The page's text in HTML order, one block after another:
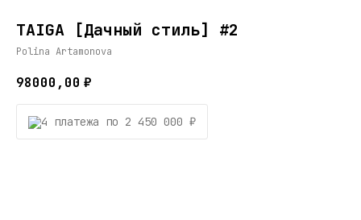
TAIGA [Дачный стиль] #2
Polina Artamonova
98000,00 ₽
4 платежа по 2 450 000 ₽